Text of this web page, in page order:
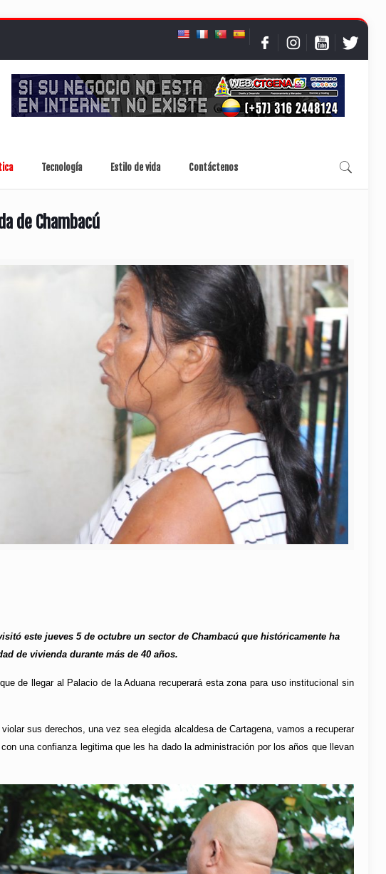
Tecnología Estilo de vida Contáctenos
de Chambacú
este jueves 5 de octubre un sector de Chambacú que históricamente ha
de vivienda durante más de 40 años.
de llegar al Palacio de la Aduana recuperará esta zona para uso institucional sin
sus derechos, una vez sea elegida alcaldesa de Cartagena, vamos a recuperar
una confianza legitima que les ha dado la administración por los años que llevan